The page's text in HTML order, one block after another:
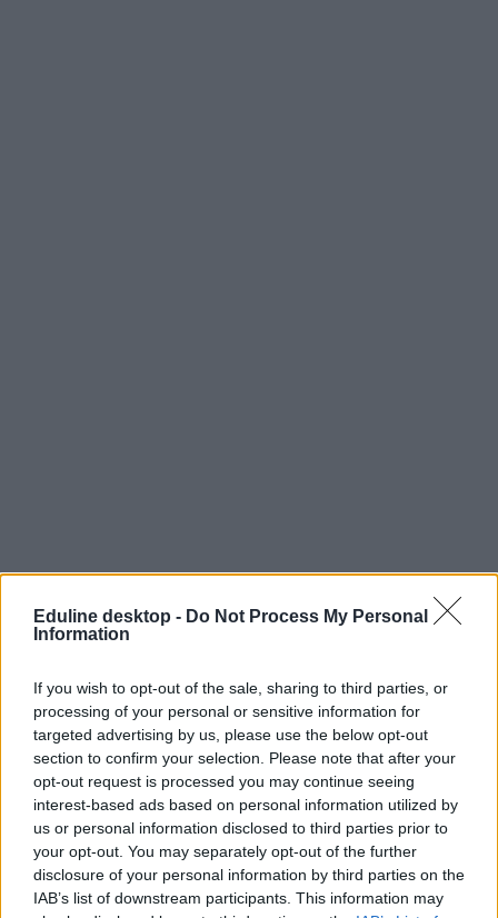
Eduline desktop - Do Not Process My Personal
Information
If you wish to opt-out of the sale, sharing to third parties, or
processing of your personal or sensitive information for
targeted advertising by us, please use the below opt-out
section to confirm your selection. Please note that after your
opt-out request is processed you may continue seeing
interest-based ads based on personal information utilized by
us or personal information disclosed to third parties prior to
your opt-out. You may separately opt-out of the further
disclosure of your personal information by third parties on the
IAB’s list of downstream participants. This information may